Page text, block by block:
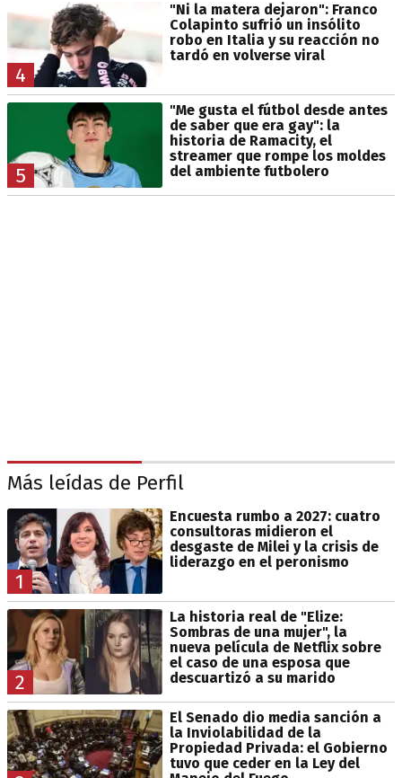
4
"Ni la matera dejaron": Franco
Colapinto sufrió un insólito
robo en Italia y su reacción no
tardó en volverse viral
5
"Me gusta el fútbol desde antes
de saber que era gay": la
historia de Ramacity, el
streamer que rompe los moldes
del ambiente futbolero
Más leídas de Perfil
1
Encuesta rumbo a 2027: cuatro
consultoras midieron el
desgaste de Milei y la crisis de
liderazgo en el peronismo
2
La historia real de "Elize:
Sombras de una mujer", la
nueva película de Netflix sobre
el caso de una esposa que
descuartizó a su marido
El Senado dio media sanción a
la Inviolabilidad de la
Propiedad Privada: el Gobierno
tuvo que ceder en la Ley del